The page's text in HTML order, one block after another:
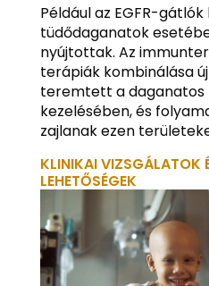
Például az EGFR-
tüdődaganatok
nyújtottak. Az
terápiák kombinálása
teremtett a daganatos
kezelésében, és
zajlanak ezen
KLINIKAI VIZSGÁLATOK
LEHETŐSÉGEK